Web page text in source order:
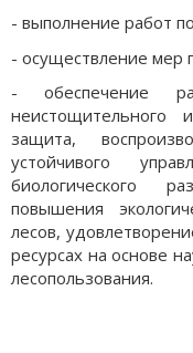
- выполнение работ
- осуществление мер
- обеспечение
неистощительного
защита,
устойчивого
биологического
повышения
лесов,
ресурсах на основе
лесопользования.